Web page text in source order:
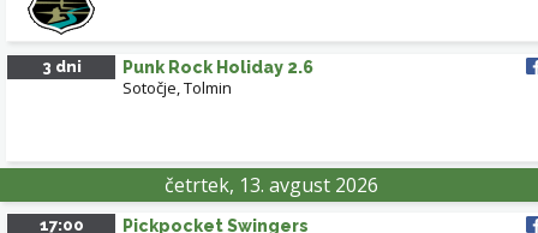
3 dni Punk Rock Holiday 2.6
Sotočje, Tolmin
četrtek, 13. avgust 2026
17:00 Pickpocket Swingers